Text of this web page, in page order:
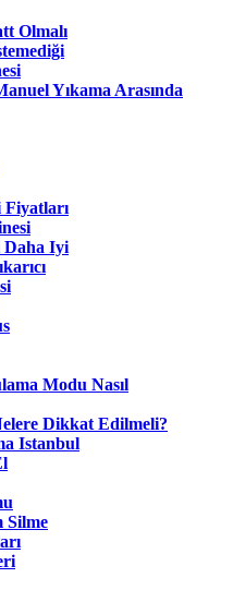
Olmalı
Yıkama Arasında
Fiyatları
Daha Iyi
Modu Nasıl
Dikkat Edilmeli?
Istanbul
Silme